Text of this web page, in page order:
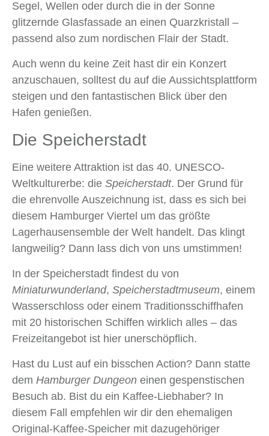
Segel, Wellen oder durch die in der Sonne
glitzernde Glasfassade an einen Quarzkristall –
passend also zum nordischen Flair der Stadt.
Auch wenn du keine Zeit hast dir ein Konzert
anzuschauen, solltest du auf die Aussichtsplattform
steigen und den fantastischen Blick über den
Hafen genießen.
Die Speicherstadt
Eine weitere Attraktion ist das 40. UNESCO-
Weltkulturerbe: die Speicherstadt. Der Grund für
die ehrenvolle Auszeichnung ist, dass es sich bei
diesem Hamburger Viertel um das größte
Lagerhausensemble der Welt handelt. Das klingt
langweilig? Dann lass dich von uns umstimmen!
In der Speicherstadt findest du von
Miniaturwunderland, Speicherstadtmuseum, einem
Wasserschloss oder einem Traditionsschiffhafen
mit 20 historischen Schiffen wirklich alles – das
Freizeitangebot ist hier unerschöpflich.
Hast du Lust auf ein bisschen Action? Dann statte
dem Hamburger Dungeon einen gespenstischen
Besuch ab. Bist du ein Kaffee-Liebhaber? In
diesem Fall empfehlen wir dir den ehemaligen
Original-Kaffee-Speicher mit dazugehöriger